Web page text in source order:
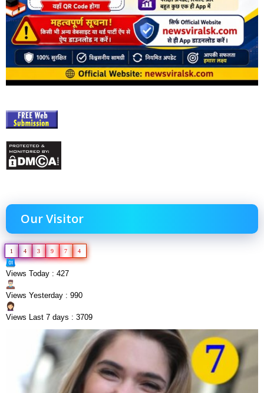
Our Visitor
1 4 3 9 7 4
Views Today : 427
Views Yesterday : 990
Views Last 7 days : 3709